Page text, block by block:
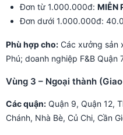
Đơn từ 1.000.000đ: MIỄN
Đơn dưới 1.000.000đ:
Phù hợp cho: Các xưởng sản
Phú; doanh nghiệp F&B Quận
Vùng 3 – Ngoại thành
Các quận: Quận 9, Quận 12,
Chánh, Nhà Bè, Củ Chi, Cần